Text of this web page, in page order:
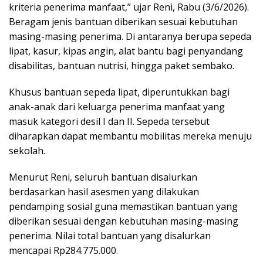
kriteria penerima manfaat,” ujar Reni, Rabu (3/6/2026).
Beragam jenis bantuan diberikan sesuai kebutuhan
masing-masing penerima. Di antaranya berupa sepeda
lipat, kasur, kipas angin, alat bantu bagi penyandang
disabilitas, bantuan nutrisi, hingga paket sembako.
Khusus bantuan sepeda lipat, diperuntukkan bagi
anak-anak dari keluarga penerima manfaat yang
masuk kategori desil I dan II. Sepeda tersebut
diharapkan dapat membantu mobilitas mereka menuju
sekolah.
Menurut Reni, seluruh bantuan disalurkan
berdasarkan hasil asesmen yang dilakukan
pendamping sosial guna memastikan bantuan yang
diberikan sesuai dengan kebutuhan masing-masing
penerima. Nilai total bantuan yang disalurkan
mencapai Rp284.775.000.